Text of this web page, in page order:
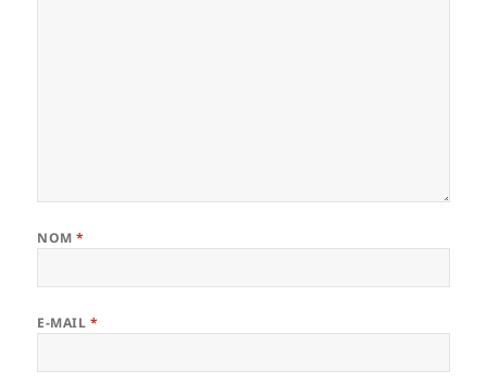
NOM*
E-MAIL *